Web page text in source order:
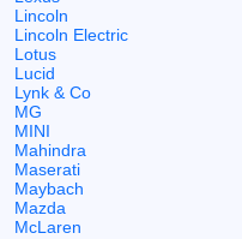
Lincoln
Lincoln Electric
Lotus
Lucid
Lynk & Co
MG
MINI
Mahindra
Maserati
Maybach
Mazda
McLaren